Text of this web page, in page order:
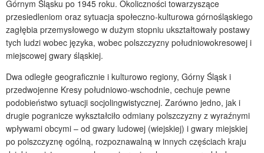
Górnym Śląsku po 1945 roku. Okoliczności towarzyszące
przesiedleniom oraz sytuacja społeczno-kulturowa górnośląskiego
zagłębia przemysłowego w dużym stopniu ukształtowały postawy
tych ludzi wobec języka, wobec polszczyzny południowokresowej i
miejscowej gwary śląskiej.
Dwa odległe geograficznie i kulturowo regiony, Górny Śląsk i
przedwojenne Kresy południowo-wschodnie, cechuje pewne
podobieństwo sytuacji socjolingwistycznej. Zarówno jedno, jak i
drugie pogranicze wykształciło odmiany polszczyzny z wyraźnymi
wpływami obcymi – od gwary ludowej (wiejskiej) i gwary miejskiej
po polszczyznę ogólną, rozpoznawalną w innych częściach kraju